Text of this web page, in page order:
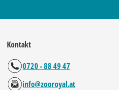
Kontakt
0720 - 88 49 47
info@zooroyal.at